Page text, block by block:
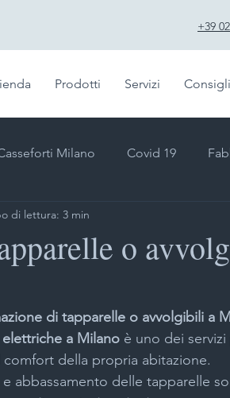
+39
Prodotti Servizi
Milano Covid 19
fabbro
Impianti sicurezza Milano
o
di lettura: 3 min
di tapparelle o avvolgibili a
a Milano è uno dei
della propria abitazione.
abbassamento delle tapparelle